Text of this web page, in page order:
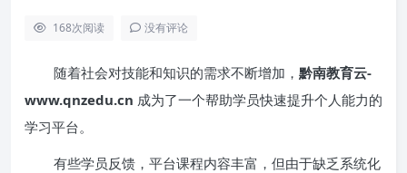
168次阅读 没有评论
随着社会对技能和知识的需求不断增加， 黔南教育云-
www.qnzedu.cn 成为了一个帮助学员快速提升个人能力的
学习平台。
有些学员反馈，平台课程内容丰富，但由于缺乏系统化